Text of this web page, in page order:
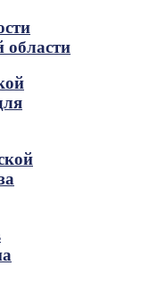
области